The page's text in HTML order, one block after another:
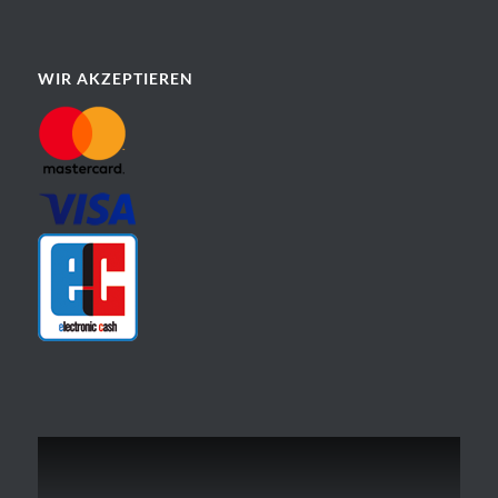
WIR AKZEPTIEREN